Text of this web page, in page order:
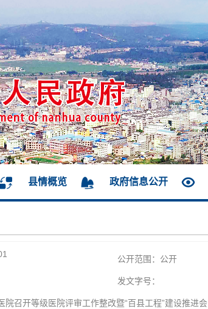
县情概览 政府信息公开
公开范围：公开
发文字号：
召开等级医院评审工作整改暨“百县工程”建设推进会